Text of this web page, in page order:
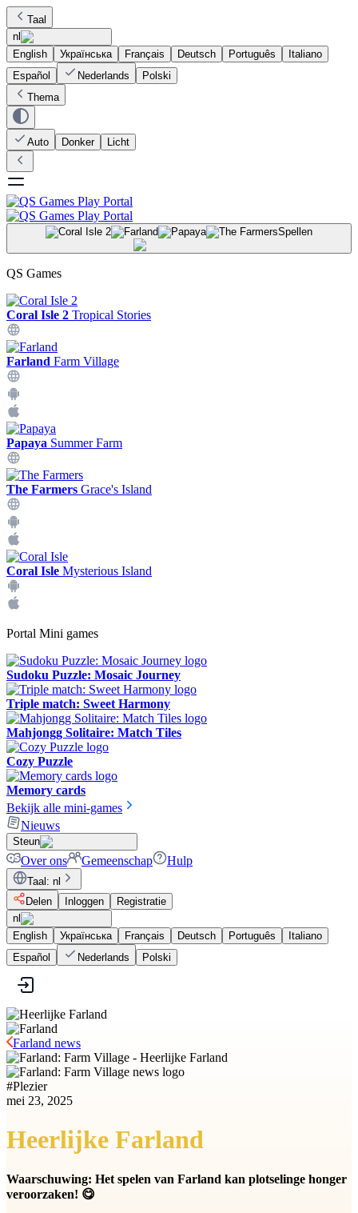
Taal
nl
English
Українська Français Deutsch Português
Italiano
Español
Nederlands
Polski
Thema
Auto Donker Licht
Spellen
QS Games
Coral Isle 2 Tropical Stories
Farland Farm Village
Papaya Summer Farm
The Farmers Grace's Island
Coral Isle Mysterious Island
Portal Mini games
Sudoku Puzzle: Mosaic Journey
Triple match: Sweet Harmony
Mahjongg Solitaire: Match Tiles
Cozy Puzzle
Memory cards
Bekijk alle mini-games
Nieuws
Steun
Over ons Gemeenschap Hulp
Taal : nl
Delen
Inloggen
Registratie
nl
English
Українська Français Deutsch Português
Italiano
Español
Nederlands Polski
Farland news
#Plezier
mei 23, 2025
Heerlijke Farland
Waarschuwing: Het spelen van Farland kan plotselinge honger
veroorzaken! 😋